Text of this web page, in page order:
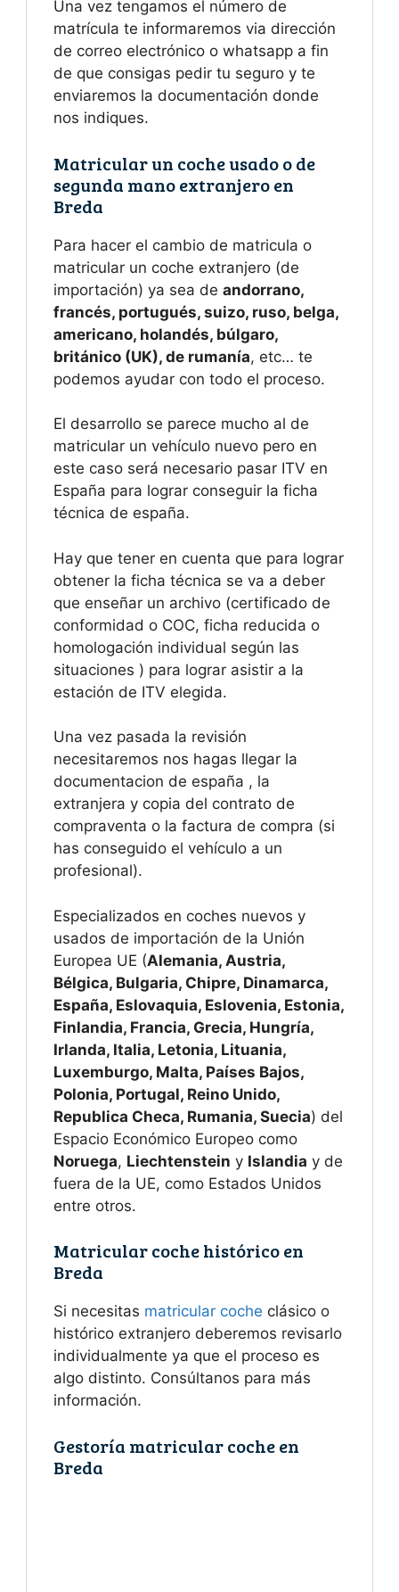
Una vez tengamos el número de
matrícula te informaremos via dirección
de correo electrónico o whatsapp a fin
de que consigas pedir tu seguro y te
enviaremos la documentación donde
nos indiques.
Matricular un coche usado o de
segunda mano extranjero en
Breda
Para hacer el cambio de matricula o
matricular un coche extranjero (de
importación) ya sea de andorrano,
francés, portugués, suizo, ruso, belga,
americano, holandés, búlgaro,
británico (UK), de rumanía, etc… te
podemos ayudar con todo el proceso.
El desarrollo se parece mucho al de
matricular un vehículo nuevo pero en
este caso será necesario pasar ITV en
España para lograr conseguir la ficha
técnica de españa.
Hay que tener en cuenta que para lograr
obtener la ficha técnica se va a deber
que enseñar un archivo (certificado de
conformidad o COC, ficha reducida o
homologación individual según las
situaciones ) para lograr asistir a la
estación de ITV elegida.
Una vez pasada la revisión
necesitaremos nos hagas llegar la
documentacion de españa , la
extranjera y copia del contrato de
compraventa o la factura de compra (si
has conseguido el vehículo a un
profesional).
Especializados en coches nuevos y
usados de importación de la Unión
Europea UE (Alemania, Austria,
Bélgica, Bulgaria, Chipre, Dinamarca,
España, Eslovaquia, Eslovenia, Estonia,
Finlandia, Francia, Grecia, Hungría,
Irlanda, Italia, Letonia, Lituania,
Luxemburgo, Malta, Países Bajos,
Polonia, Portugal, Reino Unido,
Republica Checa, Rumania, Suecia) del
Espacio Económico Europeo como
Noruega, Liechtenstein y Islandia y de
fuera de la UE, como Estados Unidos
entre otros.
Matricular coche histórico en
Breda
Si necesitas matricular coche clásico o
histórico extranjero deberemos revisarlo
individualmente ya que el proceso es
algo distinto. Consúltanos para más
información.
Gestoría matricular coche en
Breda